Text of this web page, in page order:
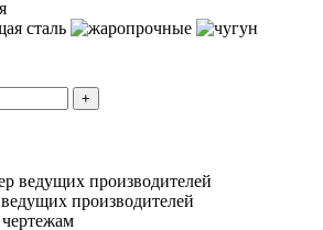
+
ведущих производителей